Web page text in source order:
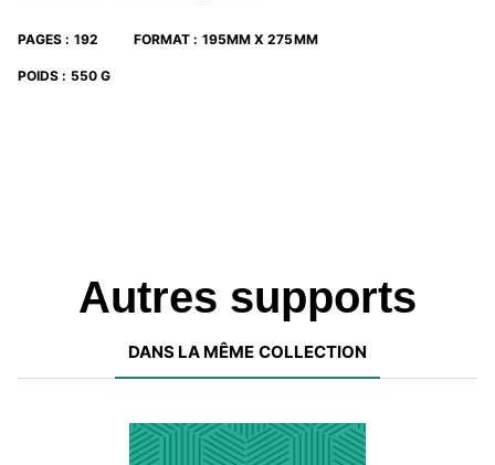
PAGES : 192 FORMAT : 195MM X 275MM
POIDS : 550 G
Autres supports
DANS LA MÊME COLLECTION